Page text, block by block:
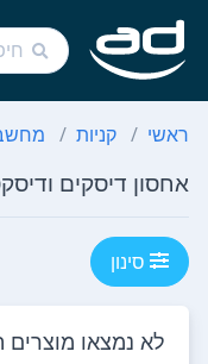
ראשי קניות
אחסון דיסקים
סינון
לא נמצאו מוצרים